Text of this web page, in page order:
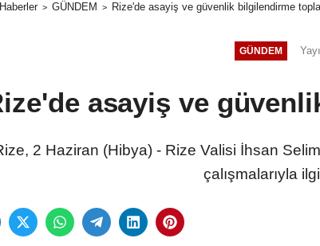
Haberler GÜNDEM Rize'de asayiş ve güvenlik bilgilendirme
GÜNDEM
asayiş ve
2 Haziran (Hibya) - Rize Valisi İhsan
çalışmalarıyla